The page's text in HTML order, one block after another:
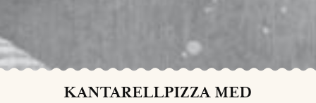
KANTARELLPIZZA MED